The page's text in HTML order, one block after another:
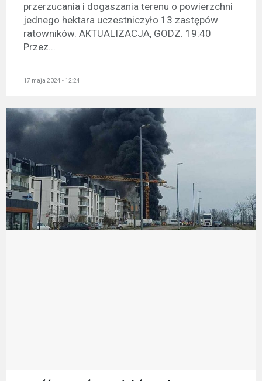
przerzucania i dogaszania terenu o powierzchni
jednego hektara uczestniczyło 13 zastępów
ratowników. AKTUALIZACJA, GODZ. 19:40
Przez...
17 maja 2024 - 12:24